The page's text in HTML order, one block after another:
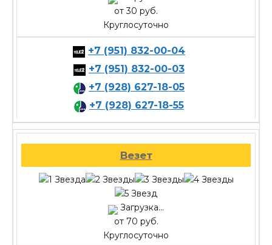
от 30 руб.
Круглосуточно
+7 (951) 832-00-04
+7 (951) 832-00-03
+7 (928) 627-18-05
+7 (928) 627-18-55
Везет
Загрузка...
от 70 руб.
Круглосуточно